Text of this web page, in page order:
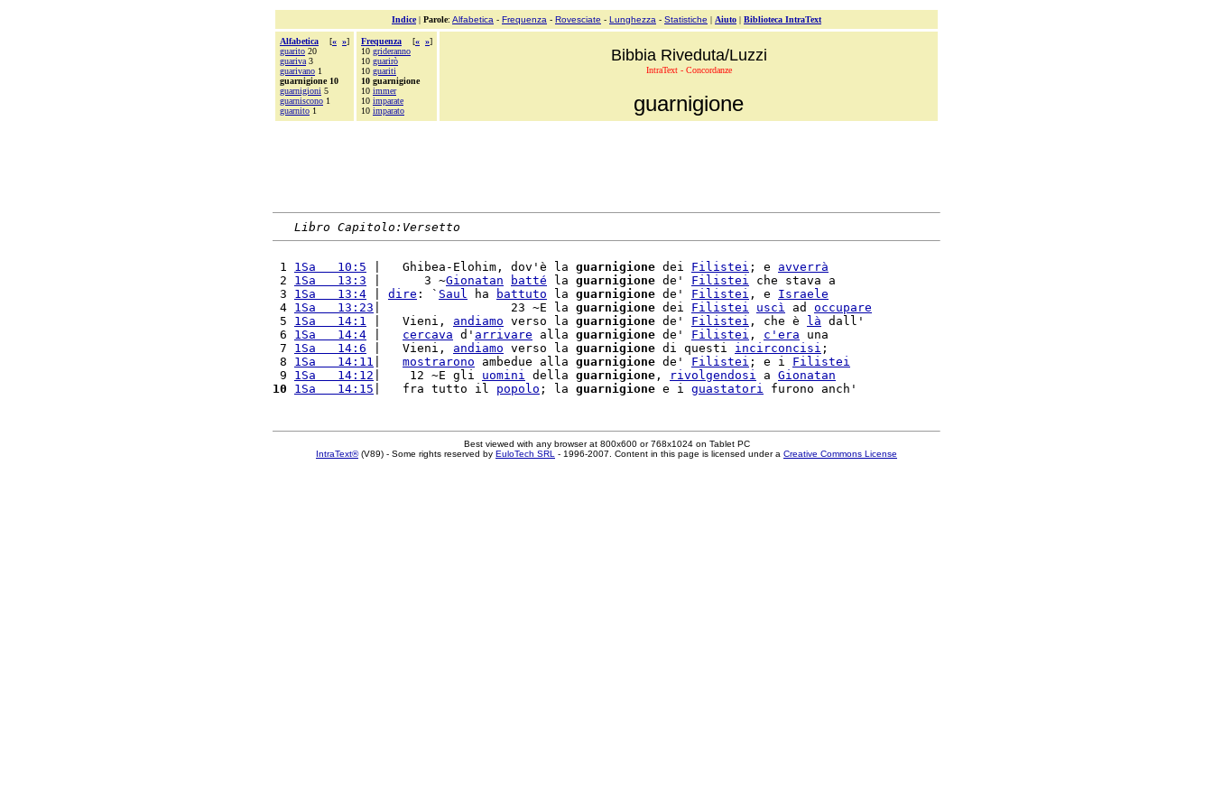
Indice| Parole: Alfabetica - Frequenza - Rovesciate - Lunghezza - Statistiche | Aiuto | Biblioteca IntraText
Alfabetica [« »]
guarito 20
guariva 3
guarivano 1
guarnigione 10
guarnigioni 5
guarniscono 1
guarnito 1
Frequenza [« »]
10 grideranno
10 guarirò
10 guariti
10 guarnigione
10 immer
10 imparate
10 imparato
Bibbia Riveduta/Luzzi
IntraText - Concordanze
guarnigione
Libro Capitolo:Versetto
1 1Sa   10:5 |   Ghibea-Elohim, dov'è la guarnigione dei Filistei ; e avverrà
2 1Sa   13:3 |      3 ~Gionatan batté la guarnigione de' Filistei che stava a
3 1Sa   13:4 dire : ` Saul ha battuto la guarnigione de' Filistei , e Israele
4 1Sa   13:23 |                  23 ~E la guarnigione dei Filistei uscì ad occupare
5 1Sa   14:1 |   Vieni, andiamo verso la guarnigione de' Filistei , che è là dall'
6 1Sa   14:4 cercava d' arrivare alla guarnigione de' Filistei , c' era una
7 1Sa   14:6 |   Vieni, andiamo verso la guarnigione di questi incirconcisi ;
8 1Sa   14:11 mostrarono ambedue alla guarnigione de' Filistei ; e i Filistei
9 1Sa   14:12 |    12 ~E gli uomini della guarnigione , rivolgendosi a Gionatan
10
1Sa   14:15 |   fra tutto il popolo ; la guarnigione e i guastatori
Best viewed with any browser at 800x600 or 768x1024 on Tablet PC
IntraText®(V89) - Some rights reserved by EuloTech SRL - 1996-2007. Content in this page is licensed under a Creative Commons License